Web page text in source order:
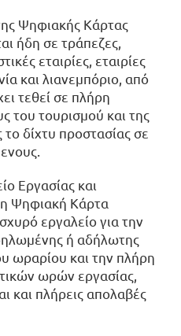
Ψηφιακής Κάρτας
ήδη σε τράπεζες,
εταιρίες, εταιρίες
και λιανεμπόριο, από
τεθεί σε πλήρη
του τουρισμού και της
το δίχτυ προστασίας σε
Εργασίας και
Ψηφιακή Κάρτα
εργαλείο για την
ή αδήλωτης
ωραρίου και την πλήρη
ωρών εργασίας,
και πλήρεις απολαβές